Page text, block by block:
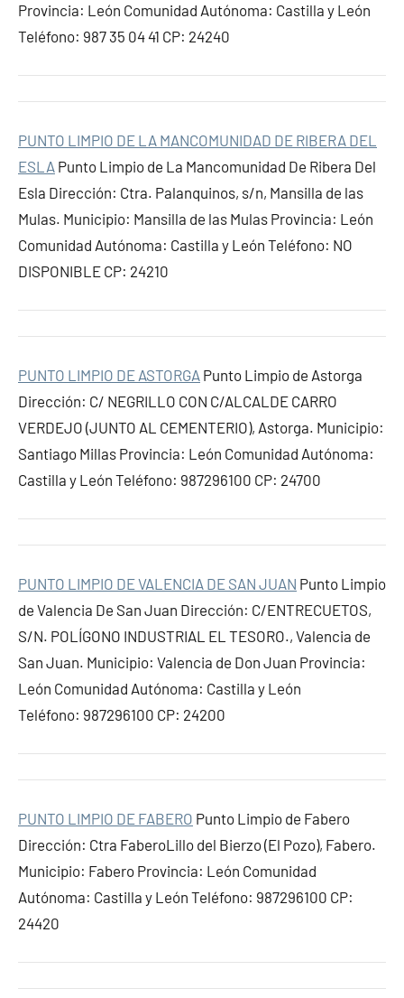
Provincia: León Comunidad Autónoma: Castilla y León
Teléfono: 987 35 04 41 CP: 24240
PUNTO LIMPIO DE LA MANCOMUNIDAD DE RIBERA DEL
ESLA Punto Limpio de La Mancomunidad De Ribera Del
Esla Dirección: Ctra. Palanquinos, s/n, Mansilla de las
Mulas. Municipio: Mansilla de las Mulas Provincia: León
Comunidad Autónoma: Castilla y León Teléfono: NO
DISPONIBLE CP: 24210
PUNTO LIMPIO DE ASTORGA Punto Limpio de Astorga
Dirección: C/ NEGRILLO CON C/ALCALDE CARRO
VERDEJO (JUNTO AL CEMENTERIO), Astorga. Municipio:
Santiago Millas Provincia: León Comunidad Autónoma:
Castilla y León Teléfono: 987296100 CP: 24700
PUNTO LIMPIO DE VALENCIA DE SAN JUAN Punto Limpio
de Valencia De San Juan Dirección: C/ENTRECUETOS,
S/N. POLÍGONO INDUSTRIAL EL TESORO., Valencia de
San Juan. Municipio: Valencia de Don Juan Provincia:
León Comunidad Autónoma: Castilla y León
Teléfono: 987296100 CP: 24200
PUNTO LIMPIO DE FABERO Punto Limpio de Fabero
Dirección: Ctra FaberoLillo del Bierzo (El Pozo), Fabero.
Municipio: Fabero Provincia: León Comunidad
Autónoma: Castilla y León Teléfono: 987296100 CP:
24420